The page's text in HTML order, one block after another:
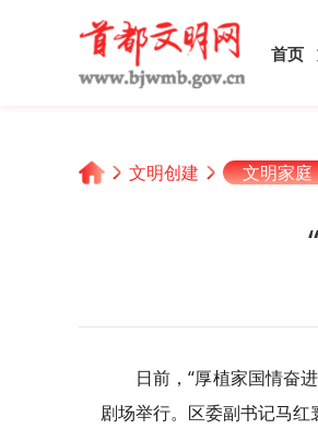
首页
文明创建 文明家庭
日前，“厚植家国情奋
剧场举行。区委副书记马红